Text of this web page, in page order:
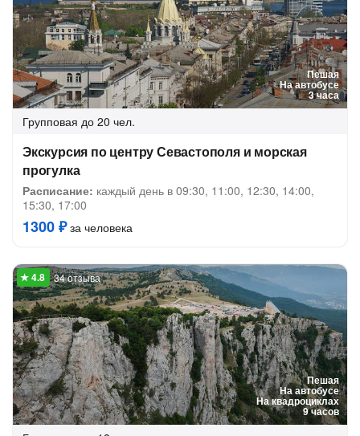
Пешая
На автобусе
3 часа
Групповая до 20 чел.
Экскурсия по центру Севастополя и морская
прогулка
Расписание: каждый день в 09:30, 11:00, 12:30, 14:00,
15:30, 17:00
1300 ₽за человека
Пешая
На автобусе
На квадроциклах
9 часов
34 отзыва